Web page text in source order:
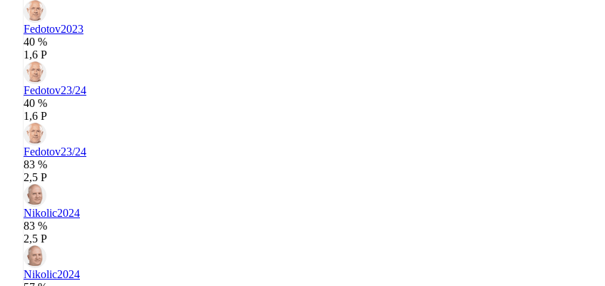
Fedotov2023
40 %
1,6 P
Fedotov23/24
40 %
1,6 P
Fedotov23/24
83 %
2,5 P
Nikolic2024
83 %
2,5 P
Nikolic2024